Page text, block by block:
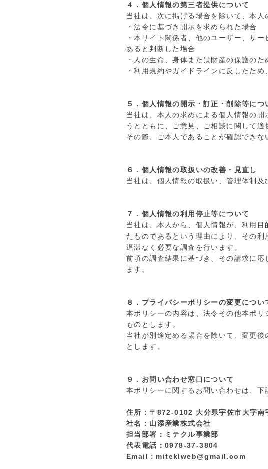
４．個人情報の第三者提供について
当社は、次に掲げる場合を除いて、本
・法令に基づき開示を求められた場合
・本サイト関係者、他のユーザー、サ
あると判断した場合
・人の生命、身体または財産の保護の
・利用規約やガイドラインに反したた
５．個人情報の開示・訂正・削除等につ
当社は、本人の求めによる個人情報の
うとともに、ご意見、ご相談に関して適
その際、ご本人であることが確認でき
６．個人情報の取扱いの改善・見直し
当社は、個人情報の取扱い、管理体制
７．個人情報の利用停止等について
当社は、本人から、個人情報が、利用
たものであるという理由により、その
遅滞なく必要な調査を行います。
前項の調査結果に基づき、その請求に
ます。
８．プライバシーポリシーの変更につい
本ポリシーの内容は、法令その他本ポ
ものとします。
当社が別途定める場合を除いて、変更
とします。
９．お問い合わせ窓口について
本ポリシーに関するお問い合わせは、下
住所：〒872-0102 大分県宇佐市大字
社名：山添産業株式会社
担当部署：ミテクル事業部
代表電話：0978-37-3804
Email：miteklweb@gmail.com